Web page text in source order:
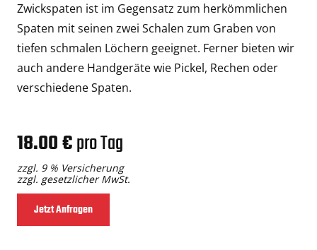
Zwickspaten ist im Gegensatz zum herkömmlichen
Spaten mit seinen zwei Schalen zum Graben von
tiefen schmalen Löchern geeignet. Ferner bieten wir
auch andere Handgeräte wie Pickel, Rechen oder
verschiedene Spaten.
18.00 €pro Tag
zzgl. 9 % Versicherung
zzgl. gesetzlicher MwSt.
Jetzt Anfragen